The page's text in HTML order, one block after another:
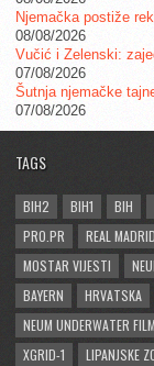
Njemačka postiže
08/08/2026
Vučić i Zelenski:
07/08/2026
Šutnja njemačke
07/08/2026
TAGS
BIH2 BIH1 BIH
PRO.PR
REAL MADRID
MOSTAR VIJESTI
BAYERN
HRVATSKA
NEUM UNDERWATER
XGRID-1
LIPANJSKE